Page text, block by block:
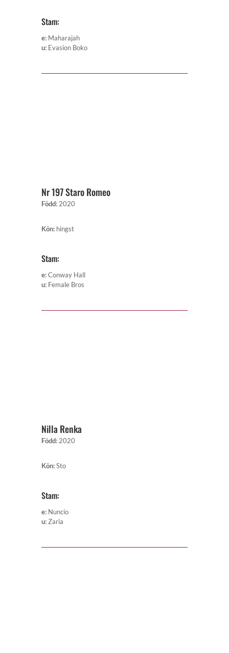
Stam:
e: Maharajah
u: Evasion Boko
Nr 197 Staro Romeo
Född: 2020
Kön: hingst
Stam:
e:Conway Hall
u: Female Bros
Nilla Renka
Född: 2020
Kön:Sto
Stam:
e: Nuncio
u:Zaria